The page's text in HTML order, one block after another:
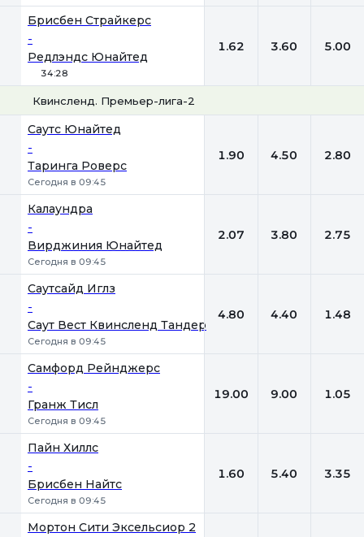
Брисбен Страйкерс
-
Редлэндс Юнайтед
34:28
1.62 3.60 5.00
Квинсленд. Премьер-лига-2
Саутc Юнайтед
-
Таринга Роверс
Сегодня в 09:45
1.90 4.50 2.80
Калаундра
-
Вирджиния Юнайтед
Сегодня в 09:45
2.07 3.80 2.75
Саутсайд Иглз
-
Саут Вест Квинсленд Тандер
Сегодня в 09:45
4.80 4.40 1.48
Самфорд Рейнджерс
-
Гранж Тисл
Сегодня в 09:45
19.00 9.00 1.05
Пайн Хиллс
-
Брисбен Найтс
Сегодня в 09:45
1.60 5.40 3.35
Мортон Сити Эксельсиор 2